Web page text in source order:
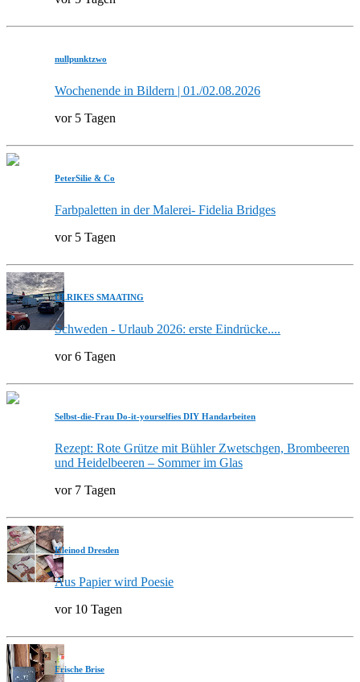
nullpunktzwo
Wochenende in Bildern | 01./02.08.2026
vor 5 Tagen
PeterSilie & Co
Farbpaletten in der Malerei- Fidelia Bridges
vor 5 Tagen
ULRIKES SMAATING
Schweden - Urlaub 2026: erste Eindrücke....
vor 6 Tagen
Selbst-die-Frau Do-it-yourselfies DIY Handarbeiten
Rezept: Rote Grütze mit Bühler Zwetschgen, Brombeeren
und Heidelbeeren – Sommer im Glas
vor 7 Tagen
Kleinod Dresden
Aus Papier wird Poesie
vor 10 Tagen
Frische Brise